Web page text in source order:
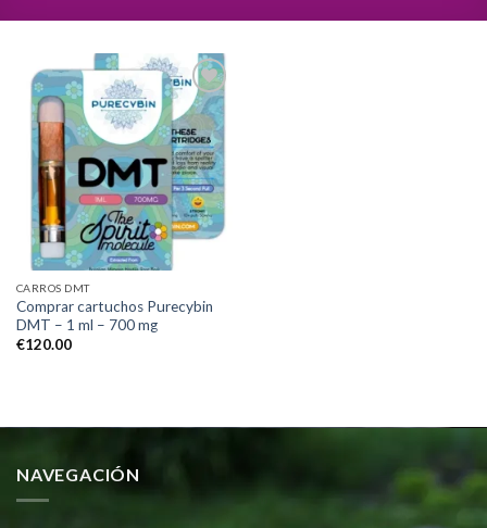
Add to
wishlist
CARROS DMT
Comprar cartuchos Purecybin
DMT – 1 ml – 700 mg
€120.00
NAVEGACIÓN